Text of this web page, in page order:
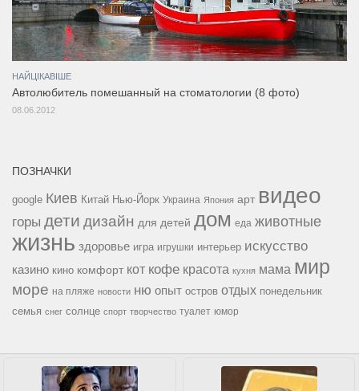
НАЙЦІКАВІШЕ
Автолюбитель помешанный на стоматологии (8 фото)
08.06.2012
ПОЗНАЧКИ
google Киев Китай Нью-Йорк Украина Япония арт видео
горы дети дизайн для детей дом еда животные
жизнь здоровье игра игрушки интерьер искусство
казино кино комфорт кот кофе красота кухня мама мир
море на пляже новости ню опыт остров отдых понедельник
семья снег солнце спорт творчество туалет юмор